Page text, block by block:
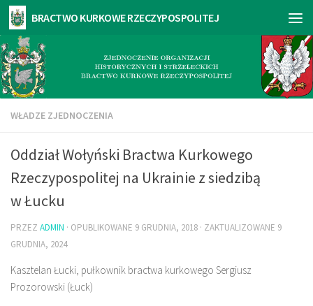
WŁADZE ZJEDNOCZENIA
Oddział Wołyński Bractwa Kurkowego
Rzeczypospolitej na Ukrainie z siedzibą
w Łucku
PRZEZ ADMIN · OPUBLIKOWANE 9 GRUDNIA, 2018 · ZAKTUALIZOWANE 9
GRUDNIA, 2024
Kasztelan Łucki, pułkownik bractwa kurkowego Sergiusz
Prozorowski (Łuck)